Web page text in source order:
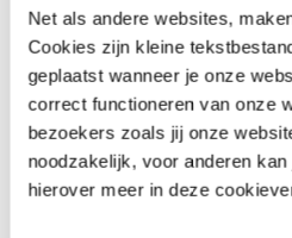
Net als andere websites,
Cookies zijn kleine
geplaatst wanneer je onze
correct functioneren van onze
bezoekers zoals jij onze
noodzakelijk, voor anderen
hierover meer in deze